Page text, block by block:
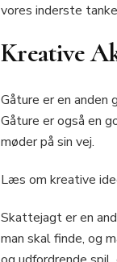
vores inderste
Kreative
Gåture er en anden
Gåture er også en
møder på sin vej.
Læs om kreative
Skattejagt er en
man skal finde, og